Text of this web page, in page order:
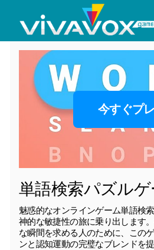
今すぐプ
単語検索パズル
魅惑的なオンラインゲーム単語検
神的な敏捷性の旅に乗り出します
な瞬間を求める人のために、この
ンと認知運動の完璧なブレンドを提